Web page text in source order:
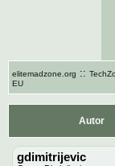
elitemadzone.org ::
EU
Autor
gdimitrijevic